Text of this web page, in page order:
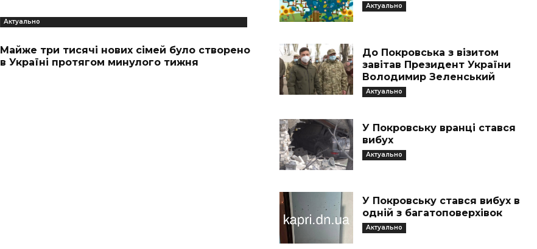
Актуально
Майже три тисячі нових сімей було створено
в Україні протягом минулого тижня
Актуально
До Покровська з візитом
завітав Президент України
Володимир Зеленський
Актуально
У Покровську вранці стався
вибух
Актуально
У Покровську стався вибух в
одній з багатоповерхівок
Актуально